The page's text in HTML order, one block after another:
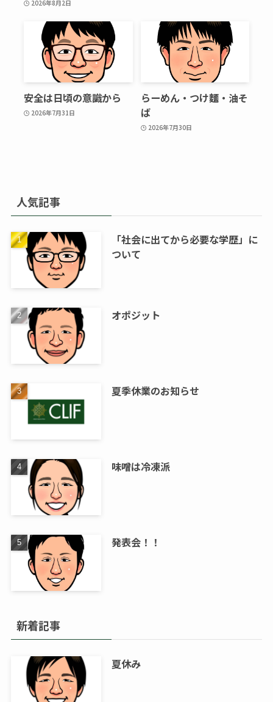
2026年8月2日
安全は日頃の意識から
2026年7月31日
らーめん・つけ麵・油そ
ば
2026年7月30日
人気記事
「社会に出てから必要な学歴」に
ついて
オポジット
夏季休業のお知らせ
味噌は冷凍派
発表会！！
新着記事
夏休み